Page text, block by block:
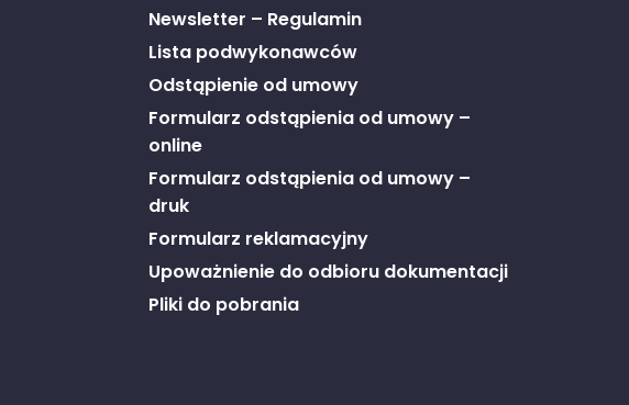
Newsletter – Regulamin
Lista podwykonawców
Odstąpienie od umowy
Formularz odstąpienia od umowy –
online
Formularz odstąpienia od umowy –
druk
Formularz reklamacyjny
Upoważnienie do odbioru dokumentacji
Pliki do pobrania